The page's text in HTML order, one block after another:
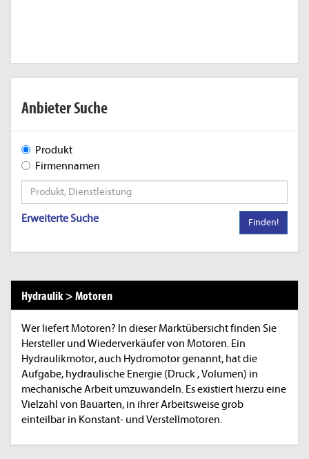
Anbieter Suche
Produkt
Firmennamen
Erweiterte Suche Finden!
Hydraulik >Motoren
Wer liefert Motoren? In dieser Marktübersicht finden Sie
Hersteller und Wiederverkäufer von Motoren. Ein
Hydraulikmotor, auch Hydromotor genannt, hat die
Aufgabe, hydraulische Energie (Druck , Volumen) in
mechanische Arbeit umzuwandeln. Es existiert hierzu eine
Vielzahl von Bauarten, in ihrer Arbeitsweise grob
einteilbar in Konstant- und Verstellmotoren.